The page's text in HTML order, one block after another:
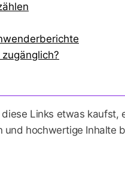
Links etwas
hochwertige